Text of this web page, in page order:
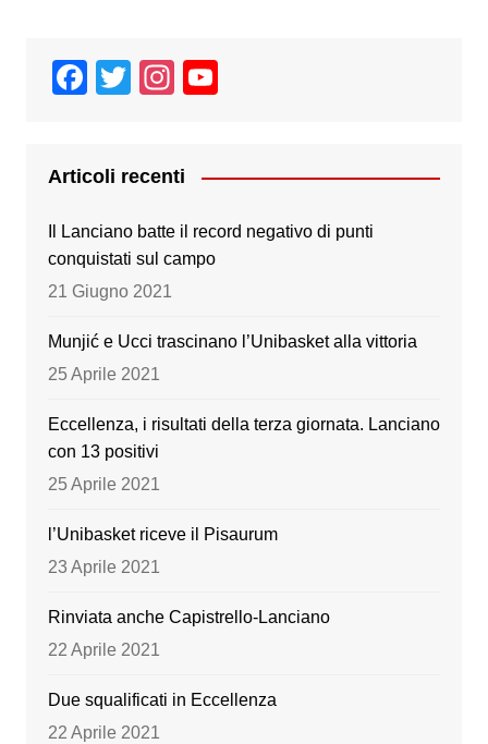
F
e
b
o
o
T
er
In
gr
a
m
T
u
Articoli recenti
Il Lanciano batte il record negativo di punti
conquistati sul campo
21 Giugno 2021
Munjić e Ucci trascinano l’Unibasket alla vittoria
25 Aprile 2021
Eccellenza, i risultati della terza giornata. Lanciano
con 13 positivi
25 Aprile 2021
l’Unibasket riceve il Pisaurum
23 Aprile 2021
Rinviata anche Capistrello-Lanciano
22 Aprile 2021
Due squalificati in Eccellenza
22 Aprile 2021